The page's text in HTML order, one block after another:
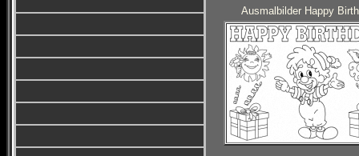
Ausmalbilder Happy